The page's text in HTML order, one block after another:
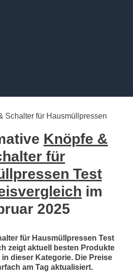
Schalter für Hausmüllpressen
Knöpfe &
für
Test
im
2025
für Hausmüllpressen Test
zeigt aktuell besten Produkte
in dieser Kategorie. Die Preise
am Tag aktualisiert.